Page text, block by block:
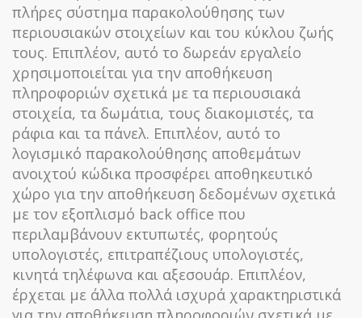
πλήρες σύστημα παρακολούθησης των
περιουσιακών στοιχείων και του κύκλου ζωής
τους. Επιπλέον, αυτό το δωρεάν εργαλείο
χρησιμοποιείται για την αποθήκευση
πληροφοριών σχετικά με τα περιουσιακά
στοιχεία, τα δωμάτια, τους διακομιστές, τα
ράφια και τα πάνελ. Επιπλέον, αυτό το
λογισμικό παρακολούθησης αποθεμάτων
ανοιχτού κώδικα προσφέρει αποθηκευτικό
χώρο για την αποθήκευση δεδομένων σχετικά
με τον εξοπλισμό back office που
περιλαμβάνουν εκτυπωτές, φορητούς
υπολογιστές, επιτραπέζιους υπολογιστές,
κινητά τηλέφωνα και αξεσουάρ. Επιπλέον,
έρχεται με άλλα πολλά ισχυρά χαρακτηριστικά